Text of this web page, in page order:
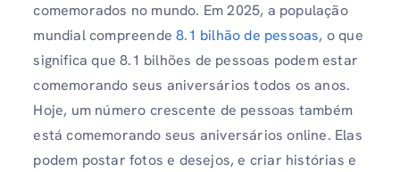
comemorados no mundo. Em 2025, a população
mundial compreende8.1 bilhão de pessoas, o que
significa que 8.1 bilhões de pessoas podem estar
comemorando seus aniversários todos os anos.
Hoje, um número crescente de pessoas também
está comemorando seus aniversários online. Elas
podem postar fotos e desejos, e criar histórias e